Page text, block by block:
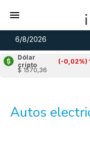
6/8/2026
Dólar
cripto
(-0,02%)
$ 1570,36
Autos